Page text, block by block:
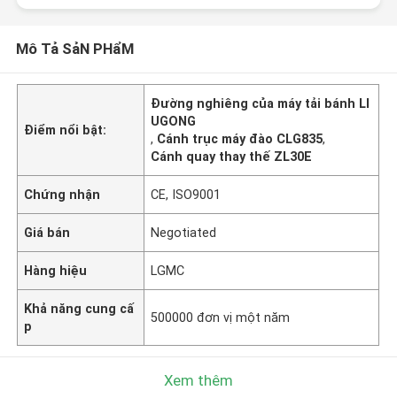
Mô Tả SảN PHẩM
Điểm nổi bật:
Đường nghiêng của máy tải bánh LI
UGONG
, Cánh trục máy đào CLG835,
Cánh quay thay thế ZL30E
Chứng nhận CE, ISO9001
Giá bán Negotiated
Hàng hiệu LGMC
Khả năng cung cấ
p
500000 đơn vị một năm
Xem thêm